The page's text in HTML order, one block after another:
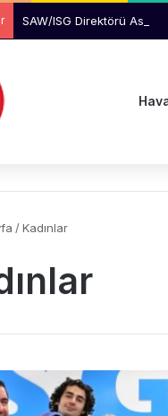
SAW/ISG Direktörü
/Kadınlar